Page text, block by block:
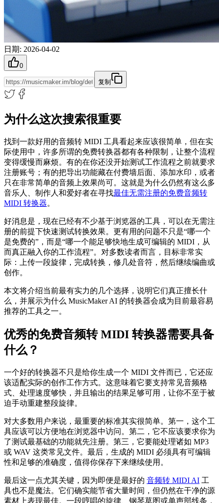
日期: 2026-04-02
0
复制
为什么这次搜索很重要
找到一款好用的音频转 MIDI 工具看起来应该很简单，但在实
际使用中，许多所谓的免费转换器都有各种限制，让整个流程
变得缓慢而麻烦。有的在你还没开始测试工作流程之前就要求
注册账号；有的把导出功能藏在付费墙后面、添加水印，或者
只在非常简单的音频上效果尚可。这就是为什么仍然有这么多
音乐人、制作人和爱好者在寻找最佳无需注册的免费音频转
MIDI 转换器。
好消息是，现在已经有不少基于浏览器的工具，可以在无需注
册的前提下快速测试转换效果。更有用的问题不只是“哪一个
是免费的”，而是“哪一个能足够快地生成可编辑的 MIDI，从
而真正融入你的工作流程”。对多数读者而言，目标非常实
际：上传一段旋律，完成转换，修几处音符，然后继续编曲或
创作。
本文将介绍当前最有实力的几个选择，说明它们真正擅长什
么，并展示为什么 MusicMaker AI 的转换器会成为目前最容易
推荐的工具之一。
优秀的免费音频转 MIDI 转换器需要具备
什么？
一个好的转换器不只是给你生成一个 MIDI 文件而已，它还应
该适配实际的创作工作方式。这意味着它要支持常见音频格
式、处理速度够快，并且输出的结果足够可用，让你不至于被
迫手动重建整段旋律。
对大多数用户来说，最重要的标准其实很简单。第一，这个工
具应该可以方便地在浏览器中访问。第二，它不应该要求你为
了测试最基础的功能就先注册。第三，它要能处理诸如 MP3
或 WAV 这类常见文件。最后，生成的 MIDI 必须具有可编辑
性和足够的准确度，值得你保存下来继续使用。
最后这一点尤其关键，因为即便是最好的 音频转 MIDI AI 工
具也不是魔法。它们确实能节省大量时间，但仍然在干净的源
素材上表现最佳。一段哼唱的旋律、钢琴草图或单声部线条，